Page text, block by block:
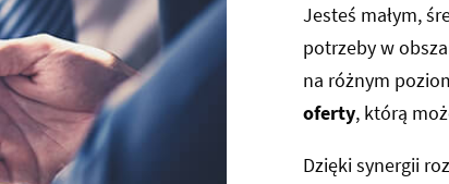
Jesteś małym,
potrzeby w
na różnym
oferty, którą
Dzięki synergii